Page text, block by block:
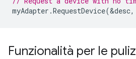
myAdapter .RequestDevice(&desc,
Funzionalità per le